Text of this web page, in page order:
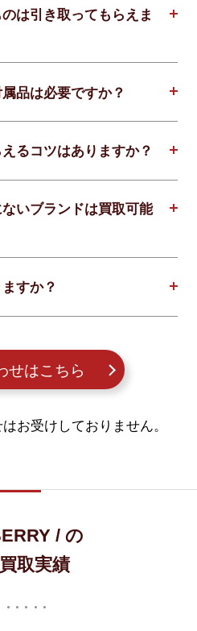
は引き取ってもらえま
品は必要ですか？
るコツはありますか？
いブランドは買取可能
すか？
せはこちら
お受けしておりません。
/ の
取実績